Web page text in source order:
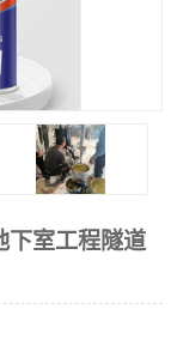
下室工程隧道